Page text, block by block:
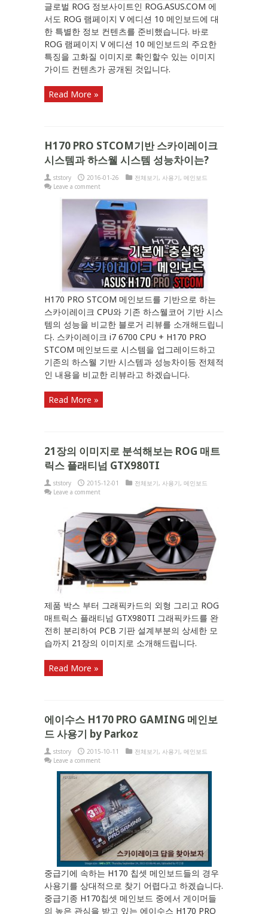
글로벌 ROG 정보사이트인 ROG.ASUS.COM 에
서도 ROG 램페이지 V 에디션 10 메인보드에 대
한 특별한 정보 컨텐츠를 준비했습니다. 바로
ROG 램페이지 V 에디션 10 메인보드의 주요한
특징을 고화질 이미지로 확인할수 있는 이미지
가이드 컨텐츠가 공개된 것입니다.
Read More »
H170 PRO STCOM기반 스카이레이크
시스템과 하스웰 시스템 성능차이는?
ststory 2016-01-26 전체보기, 사용기, 메인보드
Leave a comment
H170 PRO STCOM 메인보드를 기반으로 하는
스카이레이크 CPU와 기존 하스웰코어 기반 시스
템의 성능을 비교한 블로거 리뷰를 소개해드립니
다. 스카이레이크 i7 6700 CPU + H170 PRO
STCOM 메인보드로 시스템을 업그레이드하고
기존의 하스웰 기반 시스템과 성능차이등 전체적
인 내용을 비교한 리뷰라고 하겠습니다.
Read More »
21장의 이미지로 분석해보는 ROG 매트
릭스 플래티넘 GTX980TI
ststory 2015-12-01 전체보기, 사용기, 메인보드
Leave a comment
제품 박스 부터 그래픽카드의 외형 그리고 ROG
매트릭스 플래티넘 GTX980TI 그래픽카드를 완
전히 분리하여 PCB 기판 설계부분의 상세한 모
습까지 21장의 이미지로 소개해드립니다.
Read More »
에이수스 H170 PRO GAMING 메인보
드 사용기 by Parkoz
ststory 2015-10-11 전체보기, 사용기, 메인보드
Leave a comment
중급기에 속하는 H170 칩셋 메인보드들의 경우
사용기를 상대적으로 찾기 어렵다고 하겠습니다.
중급기종 H170칩셋 메인보드 중에서 게이머들
의 높은 관심을 받고 있는 에이수스 H170 PRO